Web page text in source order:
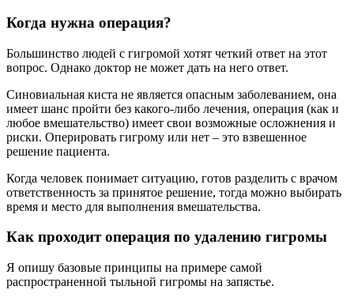
Когда нужна операция?
Большинство людей с гигромой хотят четкий ответ на этот
вопрос. Однако доктор не может дать на него ответ.
Синовиальная киста не является опасным заболеванием, она
имеет шанс пройти без какого-либо лечения, операция (как и
любое вмешательство) имеет свои возможные осложнения и
риски. Оперировать гигрому или нет – это взвешенное
решение пациента.
Когда человек понимает ситуацию, готов разделить с врачом
ответственность за принятое решение, тогда можно выбирать
время и место для выполнения вмешательства.
Как проходит операция по удалению гигромы
Я опишу базовые принципы на примере самой
распространенной тыльной гигромы на запястье.